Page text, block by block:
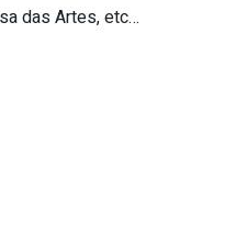
das Artes, etc…